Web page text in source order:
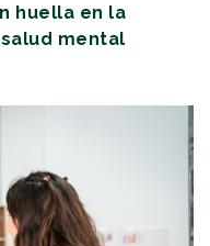
huella en la
mental